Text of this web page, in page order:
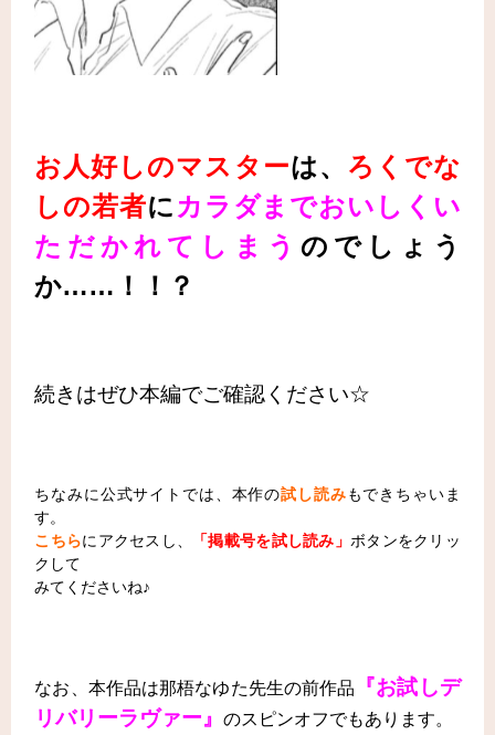
お人好しのマスターは、 ろくでな
しの若者にカラダまでおいしくい
ただかれてしまう のでしょう
か……！！？
続きはぜひ本編でご確認ください☆
ちなみに公式サイトでは、本作の試し読みもできちゃいま
す。
こちらにアクセスし、 「掲載号を試し読み」 ボタンをクリッ
クして
みてくださいね♪
なお、本作品は那梧なゆた先生の前作品
『お試しデ
リバリーラヴァー』のスピンオフでもあります。